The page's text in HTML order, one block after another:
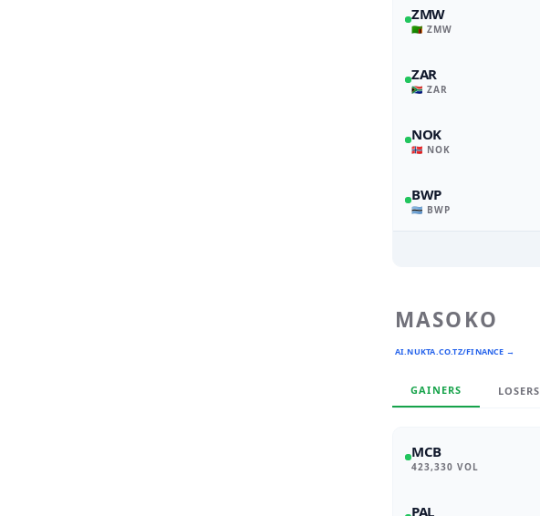
ZMW
🇿🇲 ZMW
ZAR
🇿🇦 ZAR
NOK
🇳🇴 NOK
BWP
🇧🇼 BWP
MASOKO
AI.NUKTA.CO.TZ/FINANCE →
GAINERS LOSERS
MCB
423,330 VOL
PAL